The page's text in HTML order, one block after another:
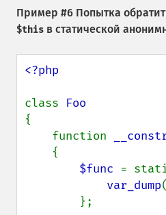
Пример #6 Попытка
$this в статической
<?php
class
{
    function
$func =
var_dump(